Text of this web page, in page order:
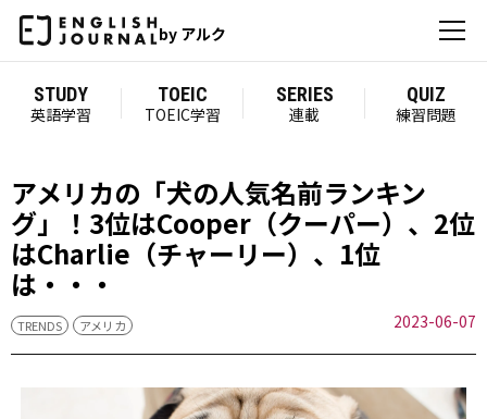
by アルク
STUDY
英語学習
TOEIC
TOEIC学習
SERIES
連載
QUIZ
練習問題
アメリカの「犬の人気名前ランキン
グ」！3位はCooper（クーパー）、2位
はCharlie（チャーリー）、1位
は・・・
TRENDS アメリカ 2023-06-07